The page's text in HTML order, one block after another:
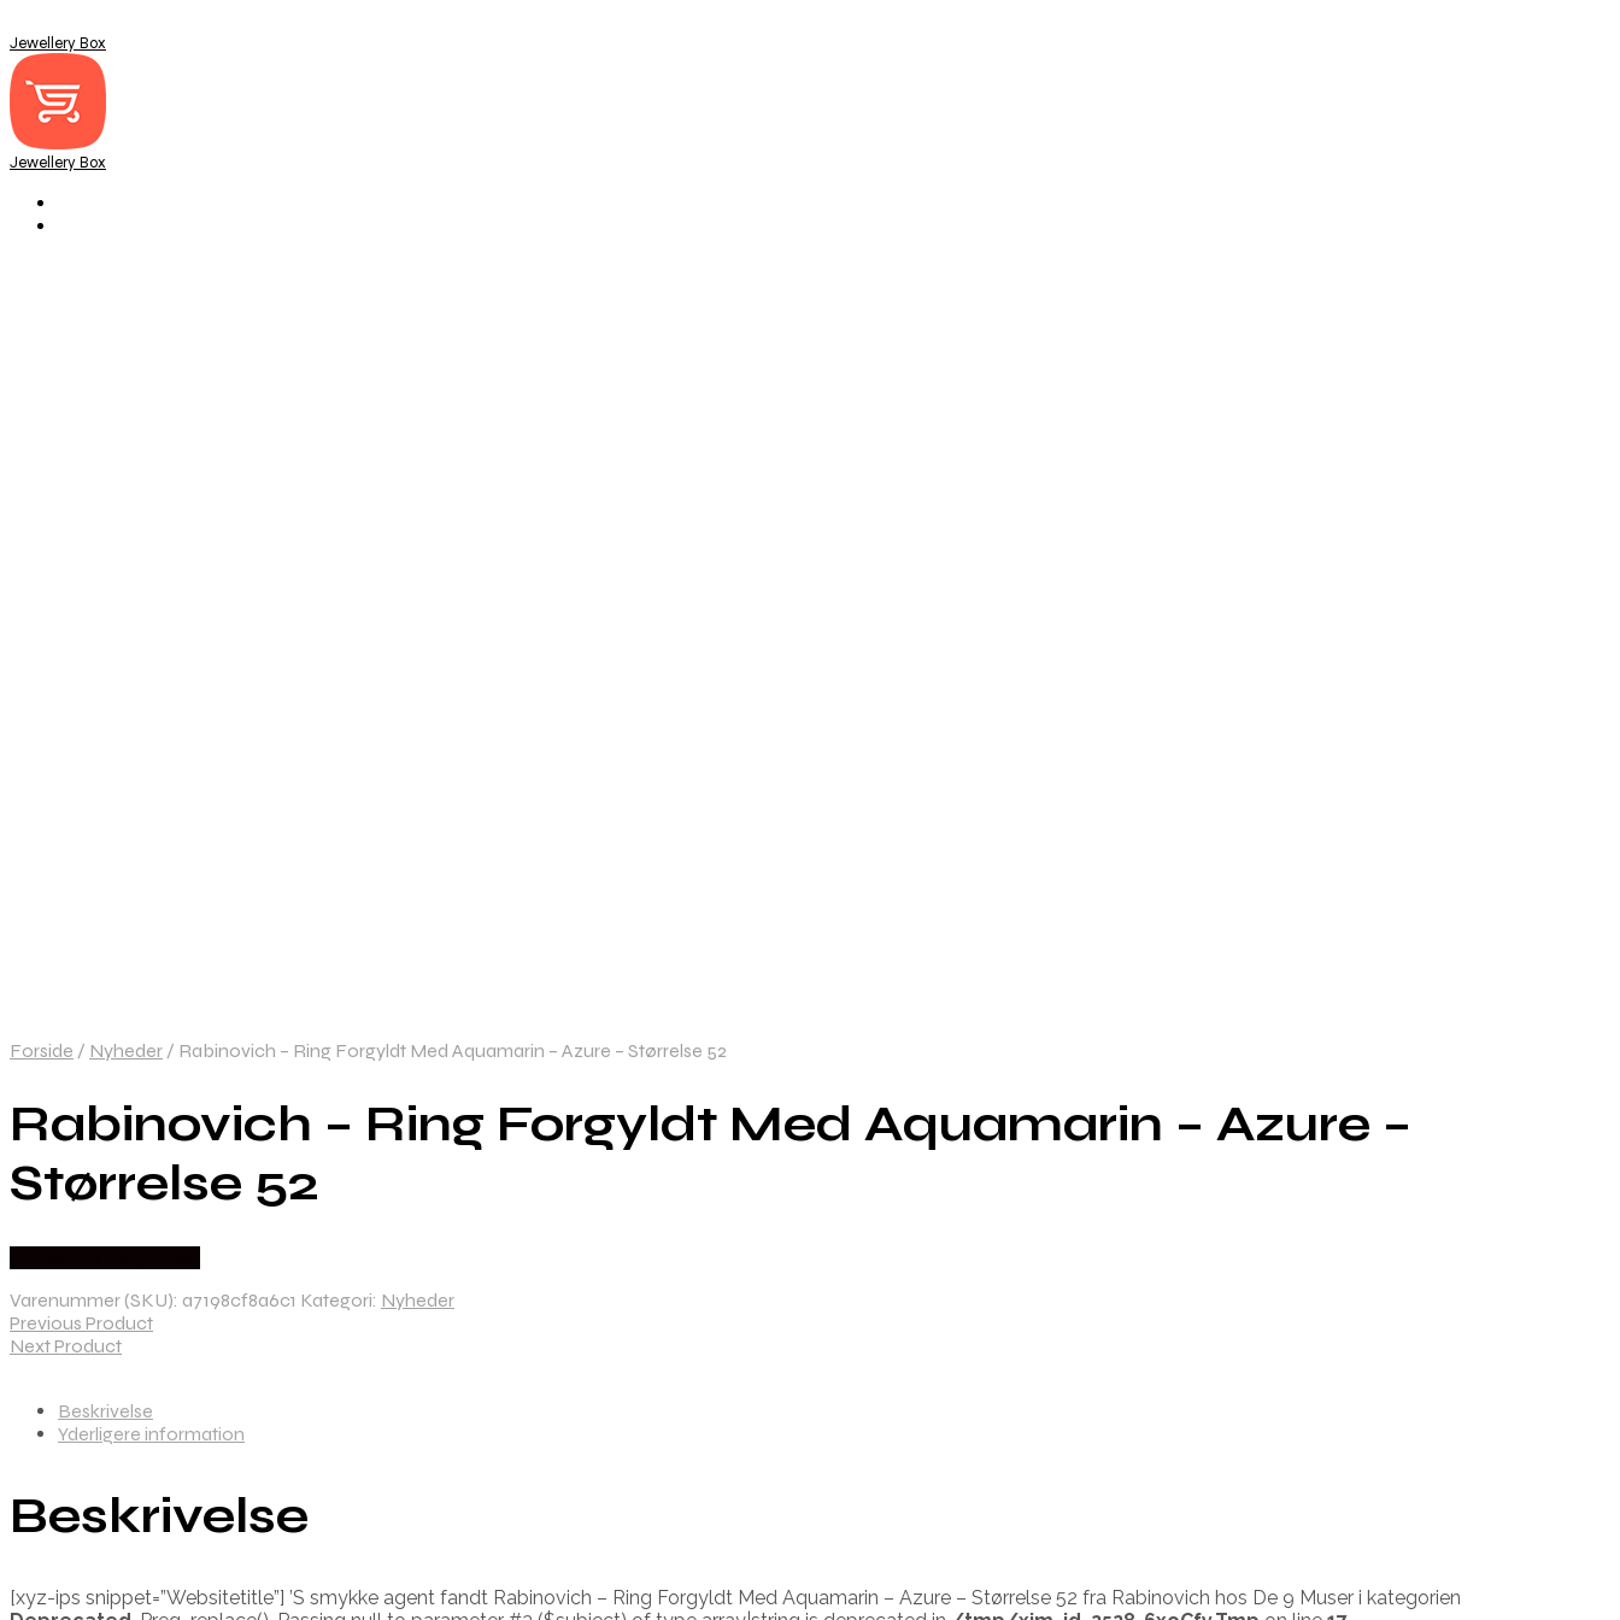
Jewellery Box
Jewellery Box
Forside / Nyheder / Rabinovich – Ring Forgyldt Med Aquamarin – Azure – Størrelse 52
Rabinovich – Ring Forgyldt Med Aquamarin – Azure –
Størrelse 52
Varenummer (SKU): a7198cf8a6c1 Kategori: Nyheder
Previous Product
Next Product
Beskrivelse
Yderligere information
Beskrivelse
[xyz-ips snippet=”Websitetitle”] ’S smykke agent fandt Rabinovich – Ring Forgyldt Med Aquamarin – Azure – Størrelse 52 fra Rabinovich hos De 9 Muser i kategorien